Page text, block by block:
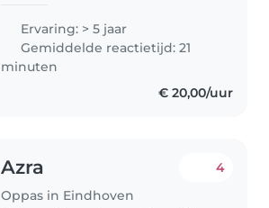
de todas las edades. Soy
psicóloga educativa
especializada en niños, terapeuta
de desarrollo..
Ervaring: > 5 jaar
Gemiddelde reactietijd: 21
minuten
€ 20,00/uur
Azra
Oppas in Eindhoven
4